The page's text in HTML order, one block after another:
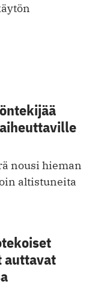
nousi hieman
altistuneita
auttavat